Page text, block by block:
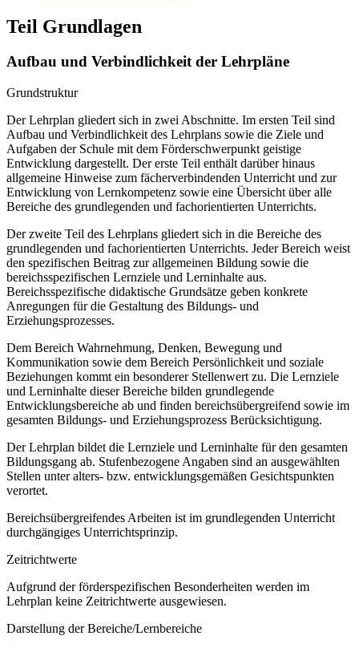
Teil Grundlagen
Aufbau und Verbindlichkeit der Lehrpläne
Grundstruktur
Der Lehrplan gliedert sich in zwei Abschnitte. Im ersten Teil sind
Aufbau und Verbindlichkeit des Lehrplans sowie die Ziele und
Aufgaben der Schule mit dem Förderschwerpunkt geistige
Entwicklung dargestellt. Der erste Teil enthält darüber hinaus
allgemeine Hinweise zum fächerverbindenden Unterricht und zur
Entwicklung von Lernkompetenz sowie eine Übersicht über alle
Bereiche des grundlegenden und fachorientierten Unterrichts.
Der zweite Teil des Lehrplans gliedert sich in die Bereiche des
grundlegenden und fachorientierten Unterrichts. Jeder Bereich weist
den spezifischen Beitrag zur allgemeinen Bildung sowie die
bereichsspezifischen Lernziele und Lerninhalte aus.
Bereichsspezifische didaktische Grundsätze geben konkrete
Anregungen für die Gestaltung des Bildungs- und
Erziehungsprozesses.
Dem Bereich Wahrnehmung, Denken, Bewegung und
Kommunikation sowie dem Bereich Persönlichkeit und soziale
Beziehungen kommt ein besonderer Stellenwert zu. Die Lernziele
und Lerninhalte dieser Bereiche bilden grundlegende
Entwicklungsbereiche ab und finden bereichsübergreifend sowie im
gesamten Bildungs- und Erziehungsprozess Berücksichtigung.
Der Lehrplan bildet die Lernziele und Lerninhalte für den gesamten
Bildungsgang ab. Stufenbezogene Angaben sind an ausgewählten
Stellen unter alters- bzw. entwicklungsgemäßen Gesichtspunkten
verortet.
Bereichsübergreifendes Arbeiten ist im grundlegenden Unterricht
durchgängiges Unterrichtsprinzip.
Zeitrichtwerte
Aufgrund der förderspezifischen Besonderheiten werden im
Lehrplan keine Zeitrichtwerte ausgewiesen.
Darstellung der Bereiche/Lernbereiche